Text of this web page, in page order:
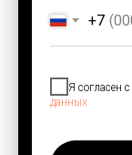
+7
Я согласен с
данных